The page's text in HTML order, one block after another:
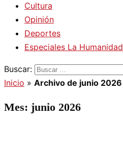
Cultura
Opinión
Deportes
Especiales La Humanidad
Buscar:
Inicio » Archivo de junio 2026
Mes: junio 2026